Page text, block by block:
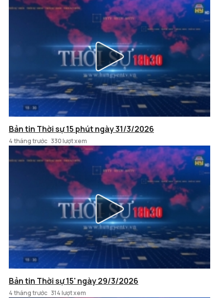
Bản tin Thời sự 15 phút ngày 31/3/2026
4 tháng trước 330 lượt xem
Bản tin Thời sự 15' ngày 29/3/2026
4 tháng trước 314 lượt xem